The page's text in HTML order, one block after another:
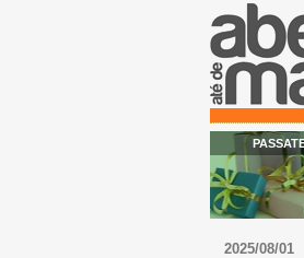
2025/08/01